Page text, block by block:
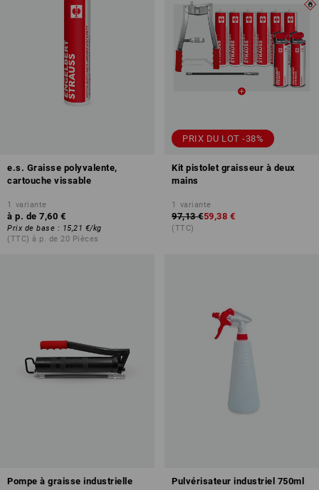
e.s. Graisse polyvalente,
cartouche vissable
1 variante
à p. de 7,60 €
Prix de base : 15,21 €/kg
(TTC) à p. de 20 Pièces
PRIX DU LOT -38%
Kit pistolet graisseur à deux
mains
1 variante
97,13 €59,38 €
(TTC)
Pompe à graisse industrielle Pulvérisateur industriel 750ml